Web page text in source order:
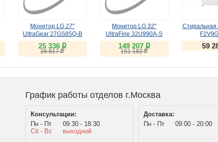
Монитор LG 27"
UltraGear 27GS85Q-B
(IPS, 180Hz)
25 336 ք
26 817ք
Монитор LG 32"
UltraFine 32U990A-S
(IPS, 6K, Thunderbolt 5)
149 207 ք
151 182ք
59
График работы отделов г.Москва
Консультации:
Пн - Пт
09:30 - 18:30
Сб - Вс
выходной
Доставка:
Пн - Пт
09:00 - 20:00